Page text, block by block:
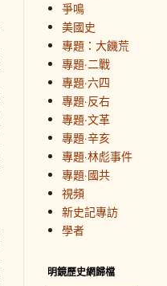
爭鳴
美國史
專題：大饑荒
專題·二戰
專題·六四
專題·反右
專題·文革
專題·辛亥
專題·林彪事件
專題·國共
視頻
新史記專訪
學者
明鏡歷史網歸檔